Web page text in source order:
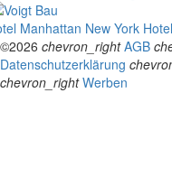
Manhattan New York
©2026 chevron_right AGB
Datenschutzerklärung
chevron_right Werben